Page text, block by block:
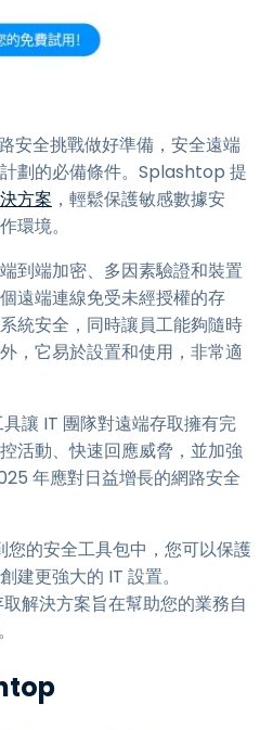
安全挑戰做好準備，安全遠端
劃的必備條件。Splashtop 提
方案 ，輕鬆保護敏感數據安
環境。
端到端加密、多因素驗證和裝置
遠端連線免受未經授權的存
統安全，同時讓員工能夠隨時
，它易於設置和使用，非常適
讓 IT 團隊對遠端存取擁有完
活動、快速回應威脅，並加強
年應對日益增長的網路安全
的安全工具包中，您可以保護
建更強大的 IT 設置。
解決方案旨在幫助您的業務自